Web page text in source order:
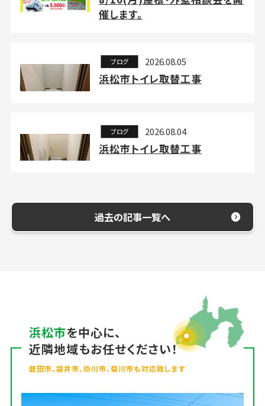
催します。
ブログ 2026.08.05
浜松市トイレ取替工事
ブログ 2026.08.04
浜松市トイレ取替工事
過去の記事一覧へ
浜松市を中心に、
近隣地域もお任せください！
磐田市、袋井市、掛川市、菊川市も対応致します